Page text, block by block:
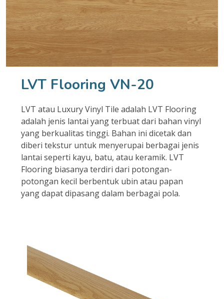
LVT Flooring VN-20
LVT atau Luxury Vinyl Tile adalah LVT Flooring
adalah jenis lantai yang terbuat dari bahan vinyl
yang berkualitas tinggi. Bahan ini dicetak dan
diberi tekstur untuk menyerupai berbagai jenis
lantai seperti kayu, batu, atau keramik. LVT
Flooring biasanya terdiri dari potongan-
potongan kecil berbentuk ubin atau papan
yang dapat dipasang dalam berbagai pola.